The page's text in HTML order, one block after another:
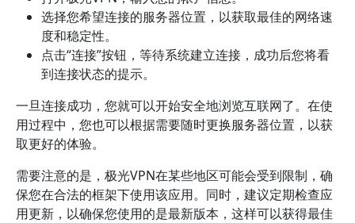
选择您希望连接的服务器位置，以获取最佳的网络速
度和稳定性。
点击“连接”按钮，等待系统建立连接，成功后您将看
到连接状态的提示。
一旦连接成功，您就可以开始安全地浏览互联网了。在使
用过程中，您也可以根据需要随时更换服务器位置，以获
取更好的体验。
需要注意的是，极光VPN在某些地区可能会受到限制，确
保您在合法的框架下使用该应用。同时，建议定期检查应
用更新，以确保您使用的是最新版本，这样可以获得最佳